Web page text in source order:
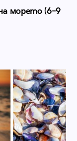
морето (6–9